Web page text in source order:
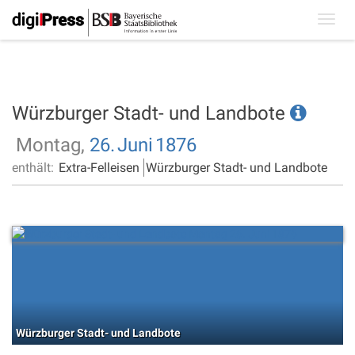
Würzburger Stadt- und Landbote
Montag, 26.Juni 1876
enthält: Extra-Felleisen Würzburger Stadt- und Landbote
Würzburger Stadt- und Landbote